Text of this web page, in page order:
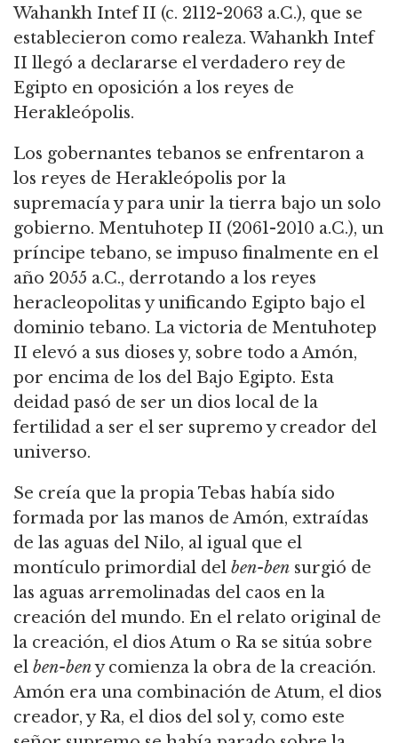
Wahankh Intef II (c. 2112-2063 a.C.), que se
establecieron como realeza. Wahankh Intef
II llegó a declararse el verdadero rey de
Egipto en oposición a los reyes de
Herakleópolis.
Los gobernantes tebanos se enfrentaron a
los reyes de Herakleópolis por la
supremacía y para unir la tierra bajo un solo
gobierno. Mentuhotep II (2061-2010 a.C.), un
príncipe tebano, se impuso finalmente en el
año 2055 a.C., derrotando a los reyes
heracleopolitas y unificando Egipto bajo el
dominio tebano. La victoria de Mentuhotep
II elevó a sus dioses y, sobre todo a Amón,
por encima de los del Bajo Egipto. Esta
deidad pasó de ser un dios local de la
fertilidad a ser el ser supremo y creador del
universo.
Se creía que la propia Tebas había sido
formada por las manos de Amón, extraídas
de las aguas del Nilo, al igual que el
montículo primordial del ben-ben surgió de
las aguas arremolinadas del caos en la
creación del mundo. En el relato original de
la creación, el dios Atum o Ra se sitúa sobre
el ben-beny comienza la obra de la creación.
Amón era una combinación de Atum, el dios
creador, y Ra, el dios del sol y, como este